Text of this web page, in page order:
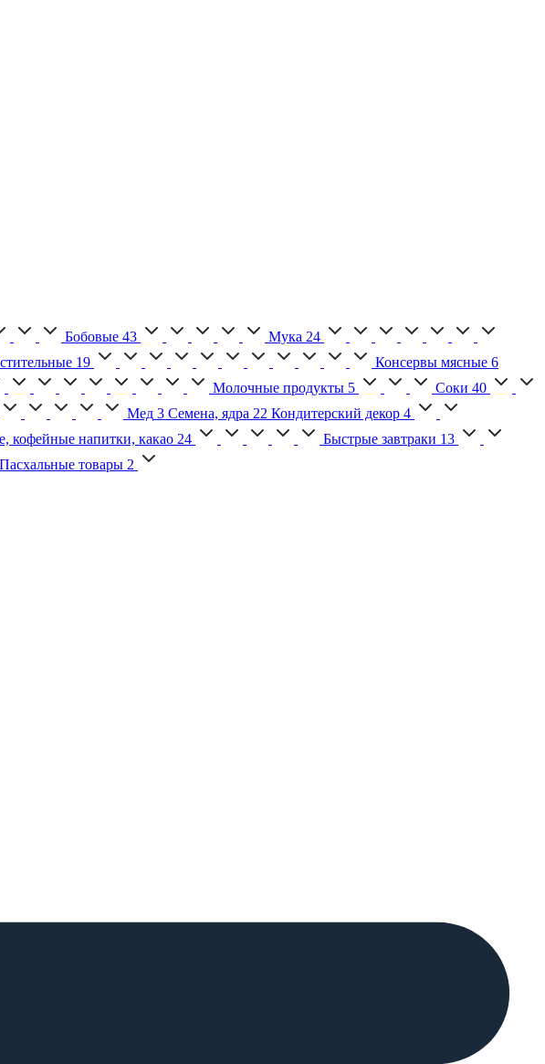
Бобовые 43 Мука 24
19 Консервы мясные 6
Молочные продукты 5 Соки 40
Мед 3 Семена, ядра 22 Кондитерский декор 4
кофейные напитки, какао 24 Быстрые завтраки 13
Пасхальные товары 2